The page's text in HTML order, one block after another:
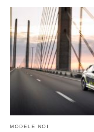
MODELE NOI